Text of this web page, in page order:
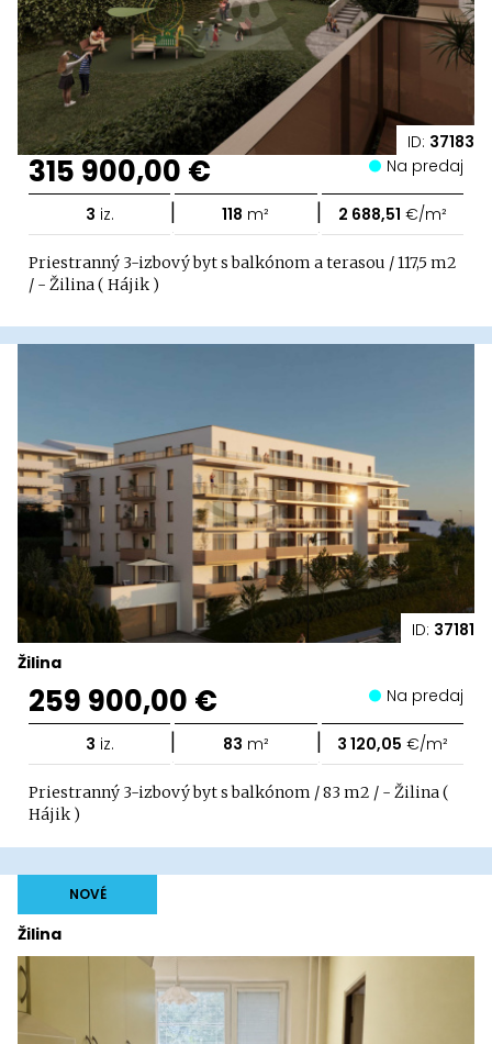
ID: 37183
315 900,00 € Na predaj
3 iz. | 118 m² | 2 688,51 €/m²
Priestranný 3-izbový byt s balkónom a terasou / 117,5 m2
/ - Žilina ( Hájik )
ID: 37181
Žilina
259 900,00 € Na predaj
3 iz. | 83 m² | 3 120,05 €/m²
Priestranný 3-izbový byt s balkónom / 83 m2 / - Žilina (
Hájik )
Žilina
NOVÉ